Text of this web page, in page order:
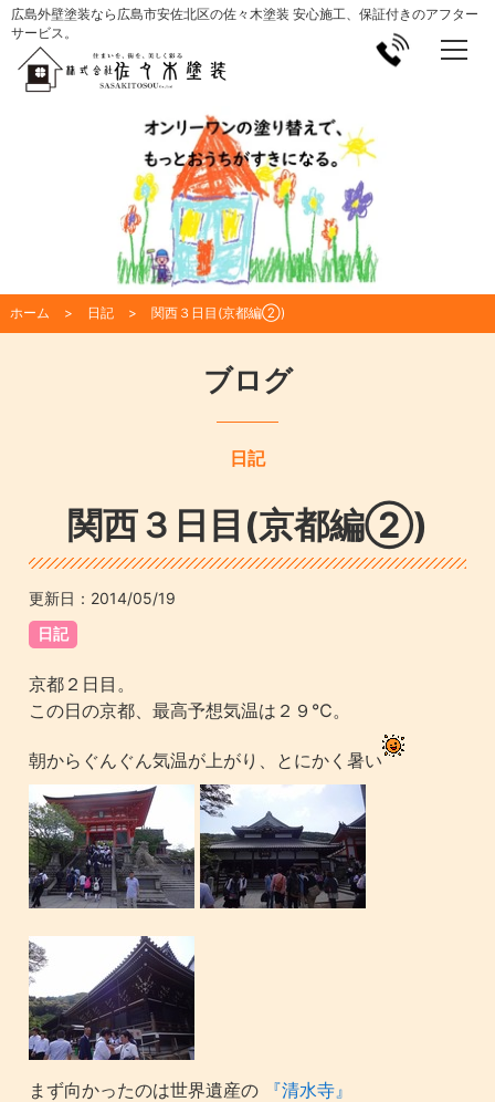
広島外壁塗装なら広島市安佐北区の佐々木塗装 安心施工、保証付きのアフター
サービス。
ホーム 日記 関西３日目(京都編②)
ブログ
日記
関西３日目(京都編②)
更新日： 2014/05/19
日記
京都２日目。
この日の京都、最高予想気温は２９℃。
朝からぐんぐん気温が上がり、とにかく暑い
まず向かったのは世界遺産の 『清水寺』